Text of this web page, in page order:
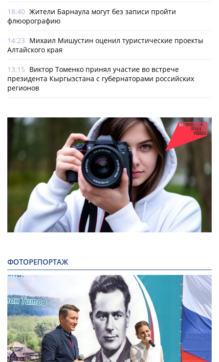
18:40 Жители Барнаула могут без записи пройти
флюорографию
14:23 Михаил Мишустин оценил туристические проекты
Алтайского края
13:15 Виктор Томенко принял участие во встрече
президента Кыргызстана с губернаторами российских
регионов
ФОТОРЕПОРТАЖ